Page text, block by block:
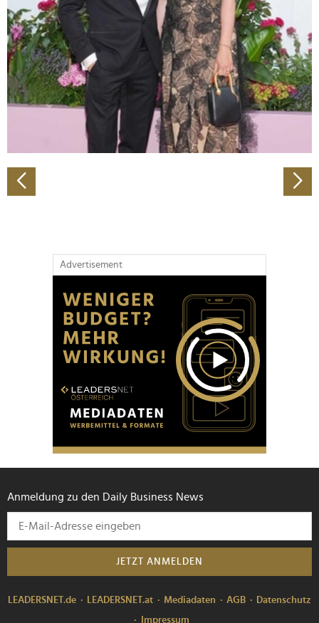
Wir verwenden Cookies, um Inhalte und Anzeigen zu
personalisieren, Funktionen für soziale Medien anbieten
zu können und die Zugriffe auf unsere Website zu
analysieren. Außerdem geben wir Informationen zu Ihrer
Verwendung unserer Website an unsere Partner für
soziale Medien, Werbung und Analysen weiter. Unsere
Partner führen diese Informationen möglicherweise mit
weiteren Daten zusammen, die Sie ihnen bereitgestellt
gesammelt haben.
Advertisement
Anmeldung zu den Daily Business News
JETZT ANMELDEN
LEADERSNET.de LEADERSNET.at Mediadaten AGB
Datenschutz
Impressum